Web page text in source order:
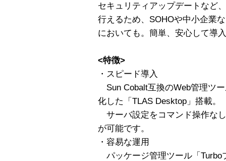
セキュリティアップデートなど
行えるため、SOHOや中小企業
においても。簡単、安心して導
<特徴>
・スピード導入
Sun Cobalt互換のWeb管理ツ
化した「TLAS Desktop」搭載。
サーバ設定をコマンド操作な
が可能です。
・容易な運用
パッケージ管理ツール「Turbo